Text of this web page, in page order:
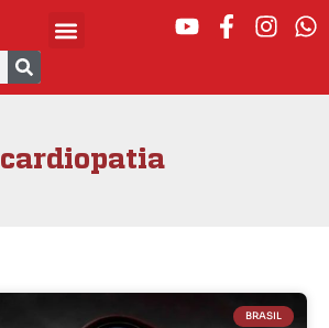
cardiopatia
BRASIL